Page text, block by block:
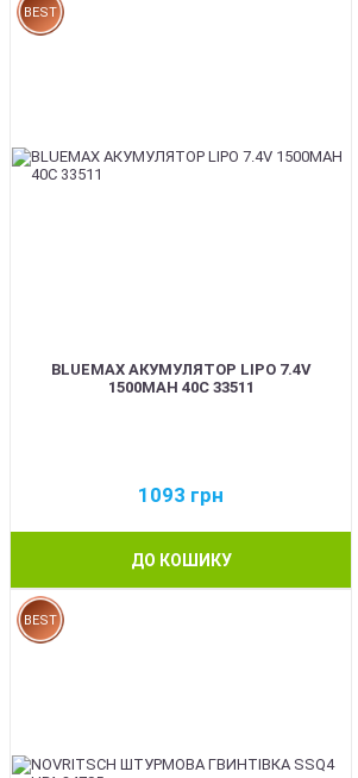
BEST
BLUEMAX АКУМУЛЯТОР LIPO 7.4V
1500MAH 40C 33511
1093 грн
ДО КОШИКУ
BEST